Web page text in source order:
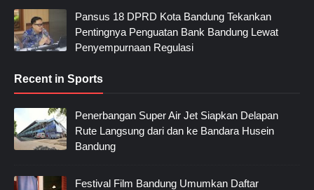
Pansus 18 DPRD Kota Bandung Tekankan
Pentingnya Penguatan Bank Bandung Lewat
Penyempurnaan Regulasi
Recent in Sports
Penerbangan Super Air Jet Siapkan Delapan
Rute Langsung dari dan ke Bandara Husein
Bandung
Festival Film Bandung Umumkan Daftar